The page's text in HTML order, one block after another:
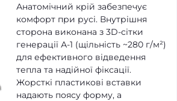
Анатомічний крій забезпечує
комфорт при русі. Внутрішня
сторона виконана з 3D-сітки
генерації А-1 (щільність ~280 г/м²)
для ефективного відведення
тепла та надійної фіксації.
Жорсткі пластикові вставки
надають поясу форму, а